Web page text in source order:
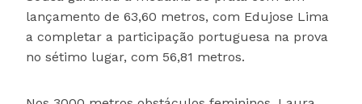
lançamento de 63,60 metros, com Edujose Lima
a completar a participação portuguesa na prova
no sétimo lugar, com 56,81 metros.